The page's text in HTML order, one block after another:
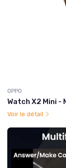
OPPO
Watch X2 Mini -
Voir le détail